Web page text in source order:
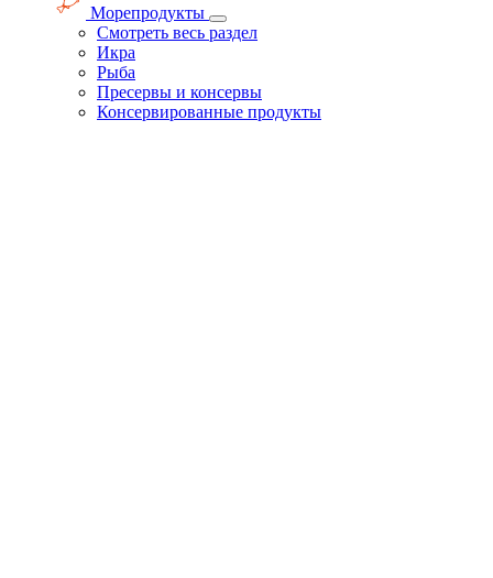
Морепродукты
Смотреть весь раздел
Икра
Рыба
Пресервы и консервы
Консервированные продукты